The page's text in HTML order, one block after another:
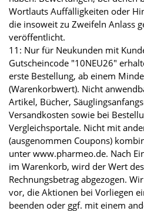
Wortlauts Auffälligkeiten oder
die insoweit zu Zweifeln Anlass
veröffentlicht.
11: Nur für Neukunden mit
Gutscheincode "10NEU26"
erste Bestellung, ab einem
(Warenkorbwert). Nicht
Artikel, Bücher,
Versandkosten sowie bei
Vergleichsportale. Nicht mit
(ausgenommen Coupons)
unter www.pharmeo.de. Nach
im Warenkorb, wird der Wert
Rechnungsbetrag abgezogen.
vor, die Aktionen bei Vorliegen
beenden oder ggf. mit einem